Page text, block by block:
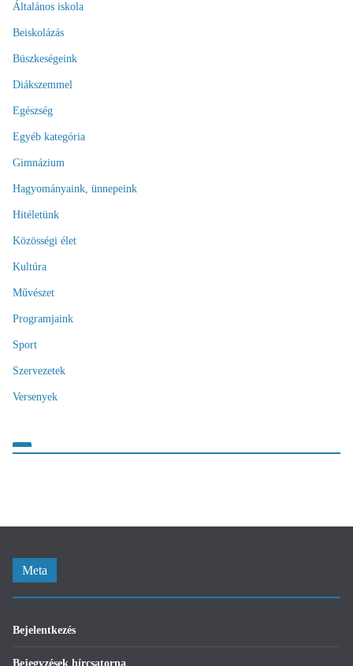
Általános iskola
Beiskolázás
Büszkeségeink
Diákszemmel
Egészség
Egyéb kategória
Gimnázium
Hagyományaink, ünnepeink
Hitéletünk
Közösségi élet
Kultúra
Művészet
Programjaink
Sport
Szervezetek
Versenyek
Meta
Bejelentkezés
Bejegyzések hírcsatorna